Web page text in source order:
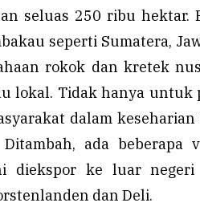
seluas 250 ribu hektar.
seperti Sumatera,
rokok dan kretek
lokal. Tidak hanya untuk
dalam keseharian
ada beberapa
diekspor ke luar
dan Deli.